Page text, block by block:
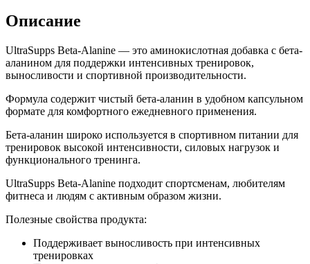
Описание
UltraSupps Beta-Alanine — это аминокислотная добавка с бета-
аланином для поддержки интенсивных тренировок,
выносливости и спортивной производительности.
Формула содержит чистый бета-аланин в удобном капсульном
формате для комфортного ежедневного применения.
Бета-аланин широко используется в спортивном питании для
тренировок высокой интенсивности, силовых нагрузок и
функционального тренинга.
UltraSupps Beta-Alanine подходит спортсменам, любителям
фитнеса и людям с активным образом жизни.
Полезные свойства продукта:
Поддерживает выносливость при интенсивных
тренировках